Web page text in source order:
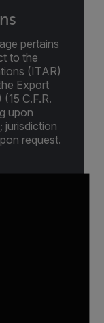
pertains
to the
(ITAR)
Export
C.F.R.
upon
jurisdiction
request.